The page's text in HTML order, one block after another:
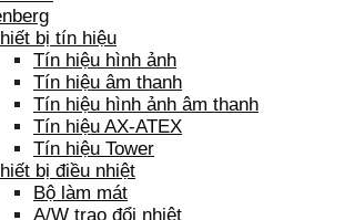
bị tín hiệu
Tín hiệu hình ảnh
Tín hiệu âm thanh
Tín hiệu hình ảnh âm thanh
Tín hiệu AX-ATEX
Tín hiệu Tower
bị điều nhiệt
Bộ làm mát
A/W trao đổi nhiệt